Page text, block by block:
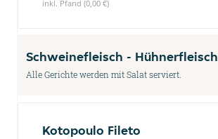
inkl. Pfand (0,00 €)
Schweinefleisch - Hühnerfleisch
Alle Gerichte werden mit Salat serviert.
Kotopoulo Fileto